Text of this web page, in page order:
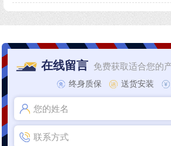
在线留言 免费获取适合您的
终身质保 送货安装